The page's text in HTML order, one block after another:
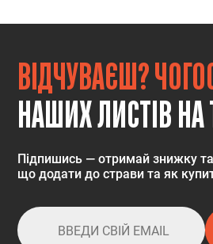
ВІДЧУВАЄШ?
НАШИХ ЛИСТІВ НА
Підпишись — отримай знижку
що додати до страви та як